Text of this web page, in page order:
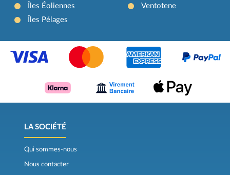
Îles Éoliennes
Îles Pélages
Ventotene
LA SOCIÉTÉ
Qui sommes-nous
Nous contacter